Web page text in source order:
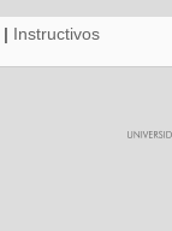
| Instructivos